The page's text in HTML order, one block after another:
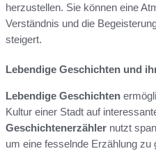
herzustellen. Sie können eine
Verständnis und die
steigert.
Lebendige Geschichten und
Lebendige Geschichten
Kultur einer Stadt auf
Geschichtenerzähler nutzt
um eine fesselnde Erzählung